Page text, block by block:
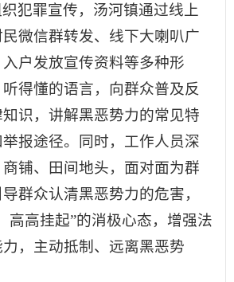
犯罪宣传，汤河镇通过线上
微信群转发、线下大喇叭广
户发放宣传资料等多种形
得懂的语言，向群众普及反
识，讲解黑恶势力的常见特
报途径。同时，工作人员深
铺、田间地头，面对面为群
群众认清黑恶势力的危害，
高高挂起”的消极心态，增强法
，主动抵制、远离黑恶势